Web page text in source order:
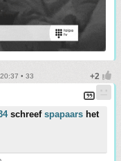
• 33
schreef spapaars het